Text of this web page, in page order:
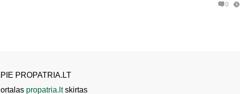
0
PROPATRIA.LT
propatria.ltskirtas